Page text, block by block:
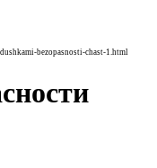
bezopasnosti-chast-1.html